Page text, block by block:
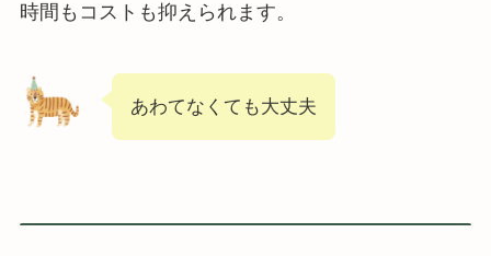
時間もコストも抑えられます。
あわてなくても大丈夫